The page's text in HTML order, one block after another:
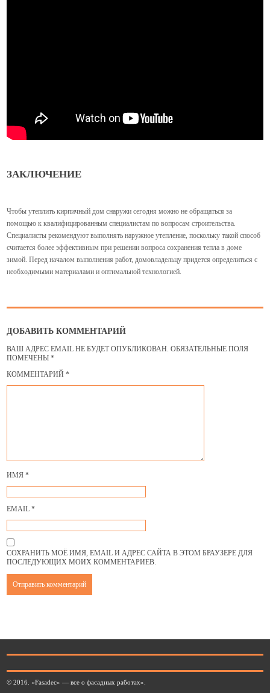
ЗАКЛЮЧЕНИЕ
Чтобы утеплить кирпичный дом снаружи сегодня можно не обращаться за
помощью к квалифицированным специалистам по вопросам строительства.
Специалисты рекомендуют выполнять наружное утепление, поскольку такой способ
считается более эффективным при решении вопроса сохранения тепла в доме
зимой. Перед началом выполнения работ, домовладельцу придется определиться с
необходимыми материалами и оптимальной технологией.
ДОБАВИТЬ КОММЕНТАРИЙ
ВАШ АДРЕС EMAIL НЕ БУДЕТ ОПУБЛИКОВАН. ОБЯЗАТЕЛЬНЫЕ ПОЛЯ
ПОМЕЧЕНЫ*
КОММЕНТАРИЙ*
ИМЯ*
EMAIL*
СОХРАНИТЬ МОЁ ИМЯ, EMAIL И АДРЕС САЙТА В ЭТОМ БРАУЗЕРЕ ДЛЯ
ПОСЛЕДУЮЩИХ МОИХ КОММЕНТАРИЕВ.
© 2016. «Fasadec» — все о фасадных работах».